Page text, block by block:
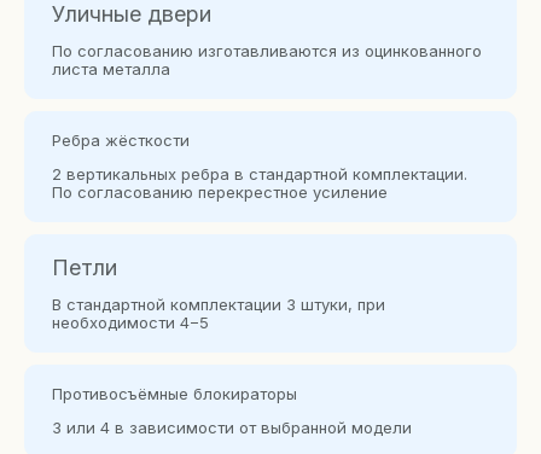
Уличные двери
По согласованию изготавливаются из оцинкованного
листа металла
Ребра жёсткости
2 вертикальных ребра в стандартной комплектации.
По согласованию перекрестное усиление
Петли
В стандартной комплектации 3 штуки, при
необходимости 4−5
Противосъёмные блокираторы
3 или 4 в зависимости от выбранной модели